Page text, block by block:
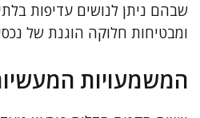
שבהם ניתן לנושים עדיפות
ומבטיחות חלוקה הוגנת של
המשמעויות